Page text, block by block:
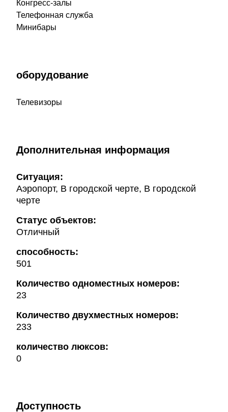
Конгресс-залы
Телефонная служба
Минибары
оборудование
Телевизоры
Дополнительная информация
Ситуация:
Аэропорт, В городской черте, В городской
черте
Статус объектов:
Отличный
способность:
501
Количество одноместных номеров:
23
Количество двухместных номеров:
233
количество люксов:
0
Доступность